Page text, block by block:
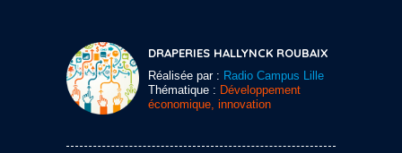
DRAPERIES HALLYNCK ROUBAIX
Réalisée par : Radio Campus Lille
Thématique : Développement
économique, innovation